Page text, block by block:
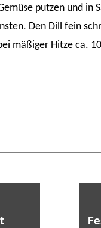
putzen und
Den Dill fein
mäßiger Hitze ca.